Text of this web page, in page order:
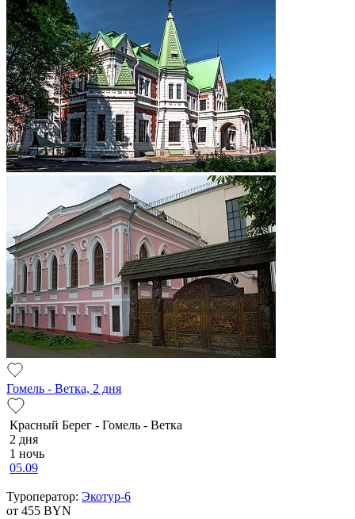
Гомель - Ветка, 2 дня
Красный Берег - Гомель - Ветка
2 дня
1 ночь
05.09
Туроператор: Экотур-6
от 455 BYN